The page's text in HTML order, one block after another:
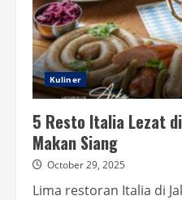
Tak
Cukup
Kuliner
5 Resto Italia Lezat
Makan Siang
October 29, 2025
Lima restoran Italia di